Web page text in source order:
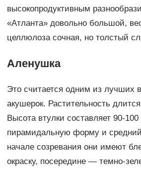
высокопродуктивным
«Атланта» довольно большой,
целлюлоза сочная, но толстый
Аленушка
Это считается одним из лучших
акушерок. Растительность
Высота втулки составляет 90-
пирамидальную форму и средний
начале созревания они имеют
окраску, посередине — темно-